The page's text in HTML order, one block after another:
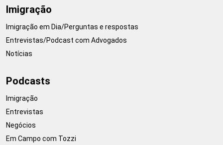
Imigração
Imigração em Dia/Perguntas e respostas
Entrevistas/Podcast com Advogados
Notícias
Podcasts
Imigração
Entrevistas
Negócios
Em Campo com Tozzi